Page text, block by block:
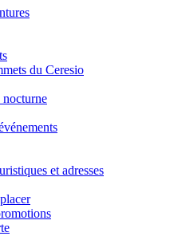
du Ceresio
et adresses